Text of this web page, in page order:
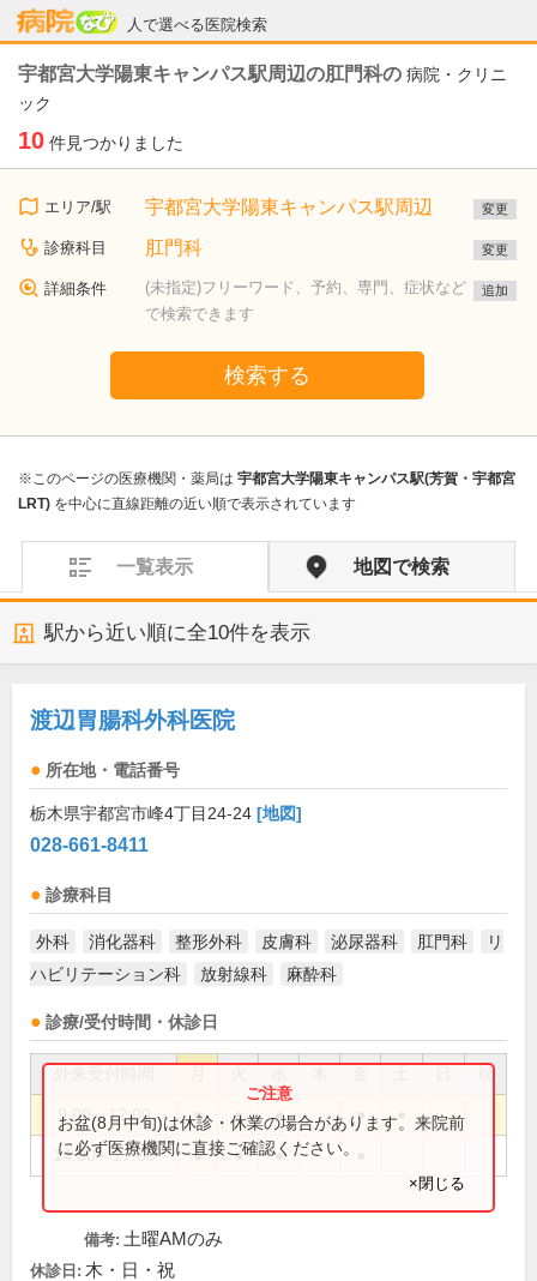
人で選べる医院検索
病院なび
宇都宮大学陽東キャンパス駅周辺の肛門科の 病院・クリニ
ック
10 件見つかりました
エリア/駅 宇都宮大学陽東キャンパス駅周辺 変更
診療科目 肛門科 変更
詳細条件
(未指定)フリーワード、予約、専門、症状など
で検索できます
追加
検索する
※このページの医療機関・薬局は 宇都宮大学陽東キャンパス駅(芳賀・宇都宮
LRT) を中心に直線距離の近い順で表示されています
一覧表示 地図で検索
駅から近い順に全10件を表示
渡辺胃腸科外科医院
所在地・電話番号
栃木県宇都宮市峰4丁目24-24 [地図]
028-661-8411
診療科目
外科 消化器科 整形外科 皮膚科 泌尿器科 肛門科
リ
ハビリテーション科
放射線科 麻酔科
診療/受付時間・休診日
祝
9:00～12:00 ● ● ● ●
14:00～17:00 ● ● ●
お盆(8月中旬)は休診・休業の場合があります。来院前
に必ず医療機関に直接ご確認ください。
×閉じる
備考: 土曜AMのみ
休診日: 木・日・祝